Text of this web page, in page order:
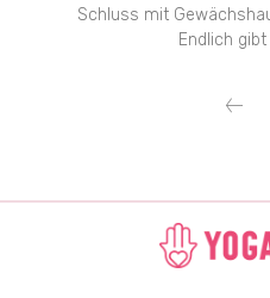
Schluss mit
Endlich